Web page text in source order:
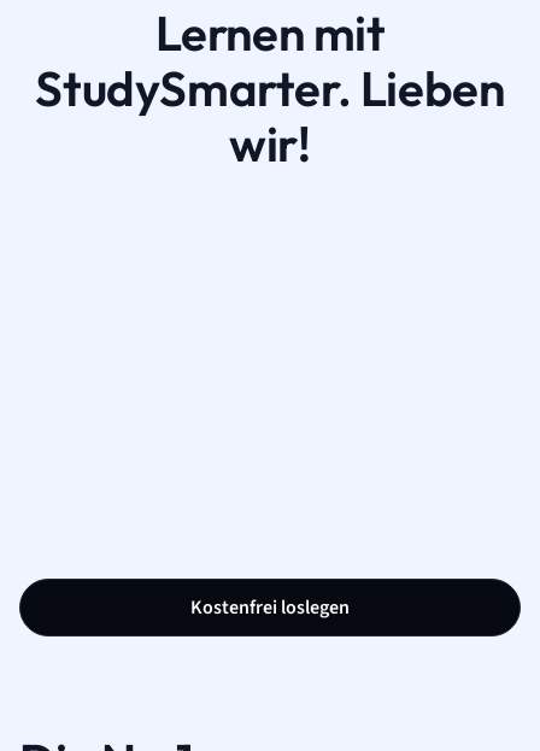
Lernen mit
StudySmarter. Lieben
wir!
Kostenfrei loslegen